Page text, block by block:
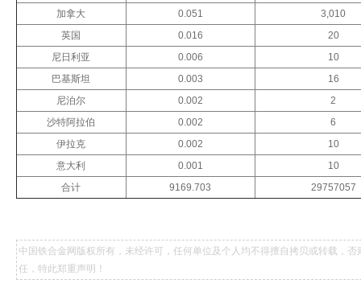
加拿大
0.051
3,010
英国
0.016
20
尼日利亚
0.006
10
巴基斯坦
0.003
16
尼泊尔
0.002
2
沙特阿拉伯
0.002
6
伊拉克
0.002
10
意大利
0.001
10
合计
9169.703 29757057
中国铁合金网版权所有，未经许可，任何单位及个人均不得擅自拷贝或转载，
任，特此郑重声明！